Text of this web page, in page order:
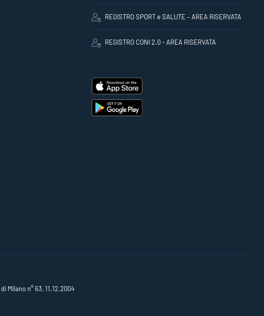
REGISTRO SPORT e SALUTE – AREA RISERVATA
REGISTRO CONI 2.0 - AREA RISERVATA
Milano n° 63, 11.12.2004